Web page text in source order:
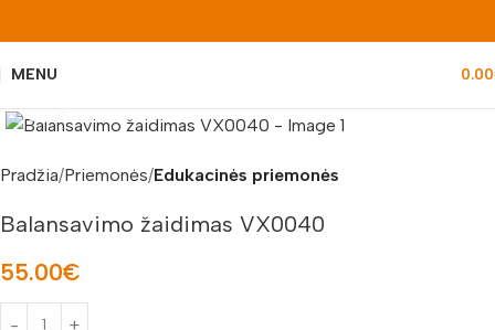
MENU 0.00
Pradžia Priemonės Edukacinės priemonės
Balansavimo žaidimas VX0040
55.00€